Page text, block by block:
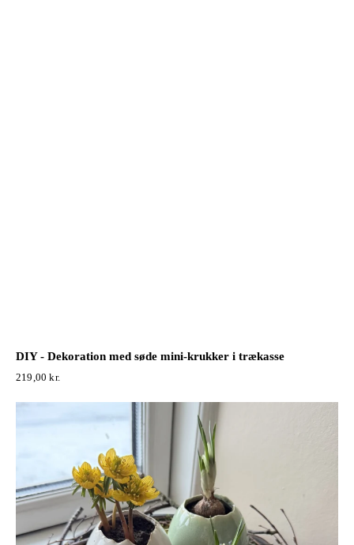
DIY - Dekoration med søde mini-krukker i trækasse
219,00kr.